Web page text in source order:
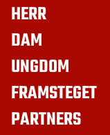
HERR
DAM
UNGDOM
FRAMSTEGET
PARTNERS